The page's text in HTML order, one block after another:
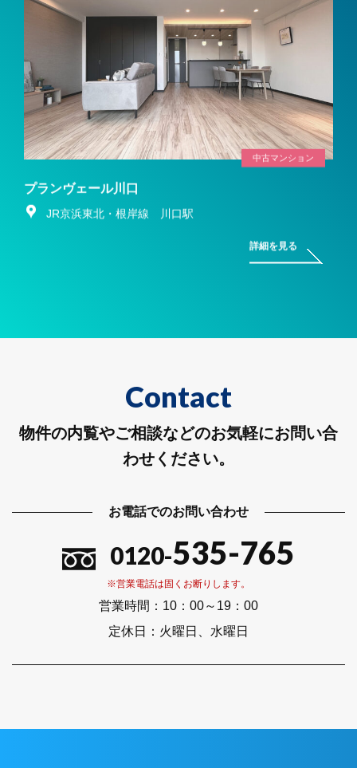
中古マンション
プランヴェール川口
JR京浜東北・根岸線 川口駅
詳細を見る
Contact
物件の内覧やご相談などのお気軽にお問い合
わせください。
お電話でのお問い合わせ
0120-535-765
※営業電話は固くお断りします。
営業時間： 10：00～19：00
定休日： 火曜日、水曜日